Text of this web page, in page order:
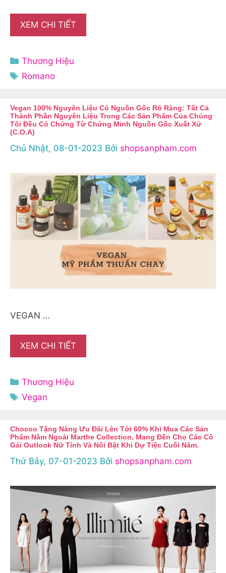
XEM CHI TIẾT
Danh
mục
Thương Hiệu
Thẻ
Romano
Vegan 100% Nguyên Liệu Có Nguồn Gốc Rõ Ràng: Tất Cả
Thành Phần Nguyên Liệu Trong Các Sản Phẩm Của Chúng
Tôi Đều Có Chứng Từ Chứng Minh Nguồn Gốc Xuất Xứ
(C.o.a)
Chủ Nhật, 08-01-2023 Bởi shopsanpham.com
VEGAN …
XEM CHI TIẾT
Danh
mục
Thương Hiệu
Thẻ
Vegan
Chocoo Tặng Nàng Ưu Đãi Lên Tới 60% Khi Mua Các Sản
Phẩm Nằm Ngoài Marthe Collection, Mang Đến Cho Các Cô
Gái Outlook Nữ Tính Và Nổi Bật Khi Dự Tiệc Cuối Năm.
Thứ Bảy, 07-01-2023 Bởi shopsanpham.com